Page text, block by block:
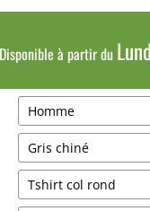
Disponible à partir du
Date
Homme
Gris chiné
Tshirt col rond